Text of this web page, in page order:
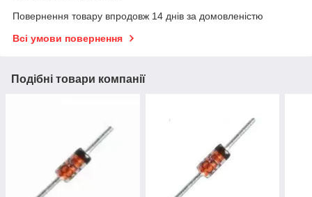
Повернення товару впродовж 14 днів за домовленістю
Всі умови повернення
Подібні товари компанії